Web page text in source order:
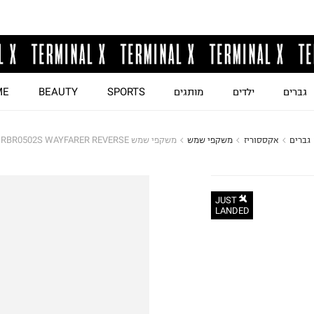
גברים ילדים מותגים SPORTS
BEAUTY
גברים אקססוריז משקפי שמש משקפי שמש RAY-BAN RBR0502S WAYFARER REVERSE
JUST
LANDED